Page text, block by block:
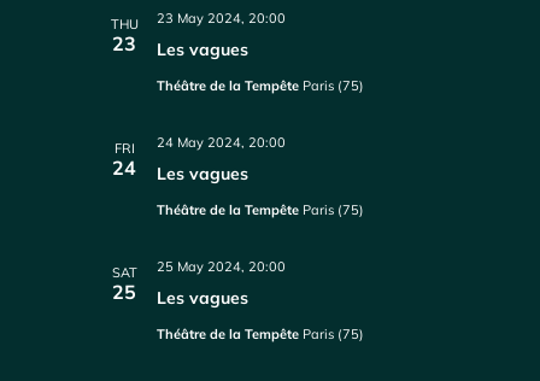
THU
23 Les vagues
23 May 2024, 20:00
Théâtre de la Tempête Paris (75)
FRI
24 Les vagues
24 May 2024, 20:00
Théâtre de la Tempête Paris (75)
SAT
25 Les vagues
25 May 2024, 20:00
Théâtre de la Tempête Paris (75)